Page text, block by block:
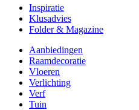
Inspiratie
Klusadvies
Folder & Magazine
Aanbiedingen
Raamdecoratie
Vloeren
Verlichting
Verf
Tuin